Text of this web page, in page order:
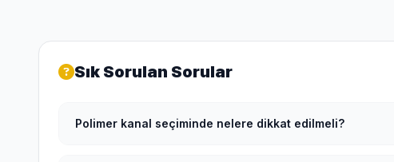
Sık Sorulan Sorular
Polimer kanal seçiminde nelere dikkat edilmeli?